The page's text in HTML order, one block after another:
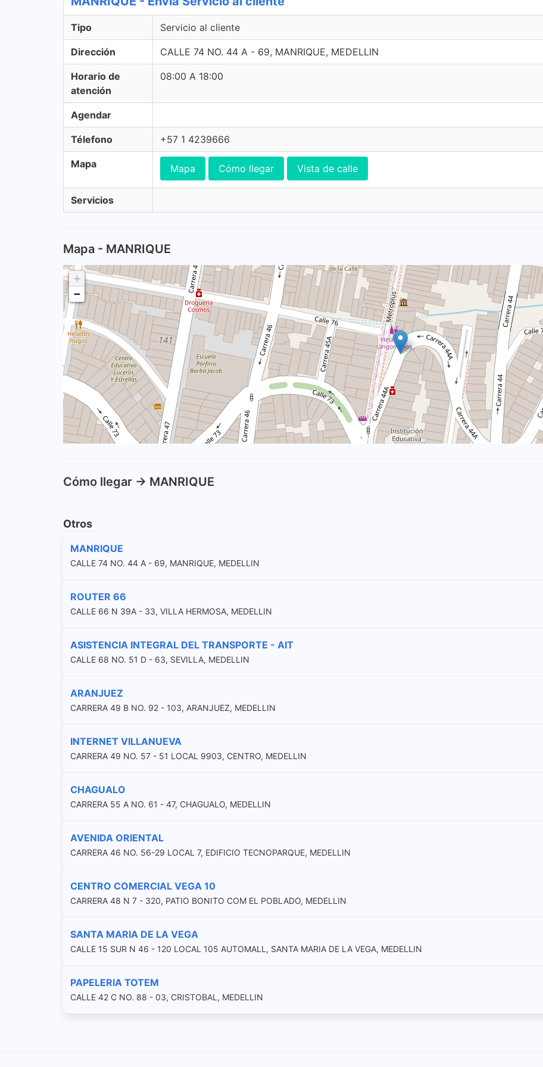
Tipo Servicio al cliente
Dirección CALLE 74 NO. 44 A - 69, MANRIQUE, MEDELLIN
Horario de
atención
08:00 A 18:00
Agendar
Télefono +57 1 4239666
Mapa Mapa Cómo llegar Vista de calle
Servicios
Mapa - MANRIQUE
+
−
Cómo llegar -> MANRIQUE
Otros
MANRIQUE
CALLE 74 NO. 44 A - 69, MANRIQUE, MEDELLIN
ROUTER 66
CALLE 66 N 39A - 33, VILLA HERMOSA, MEDELLIN
ASISTENCIA INTEGRAL DEL TRANSPORTE - AIT
CALLE 68 NO. 51 D - 63, SEVILLA, MEDELLIN
ARANJUEZ
CARRERA 49 B NO. 92 - 103, ARANJUEZ, MEDELLIN
INTERNET VILLANUEVA
CARRERA 49 NO. 57 - 51 LOCAL 9903, CENTRO, MEDELLIN
CHAGUALO
CARRERA 55 A NO. 61 - 47, CHAGUALO, MEDELLIN
AVENIDA ORIENTAL
CARRERA 46 NO. 56-29 LOCAL 7, EDIFICIO TECNOPARQUE, MEDELLIN
CENTRO COMERCIAL VEGA 10
CARRERA 48 N 7 - 320, PATIO BONITO COM EL POBLADO, MEDELLIN
SANTA MARIA DE LA VEGA
CALLE 15 SUR N 46 - 120 LOCAL 105 AUTOMALL, SANTA MARIA DE LA VEGA, MEDELLIN
PAPELERIA TOTEM
CALLE 42 C NO. 88 - 03, CRISTOBAL, MEDELLIN